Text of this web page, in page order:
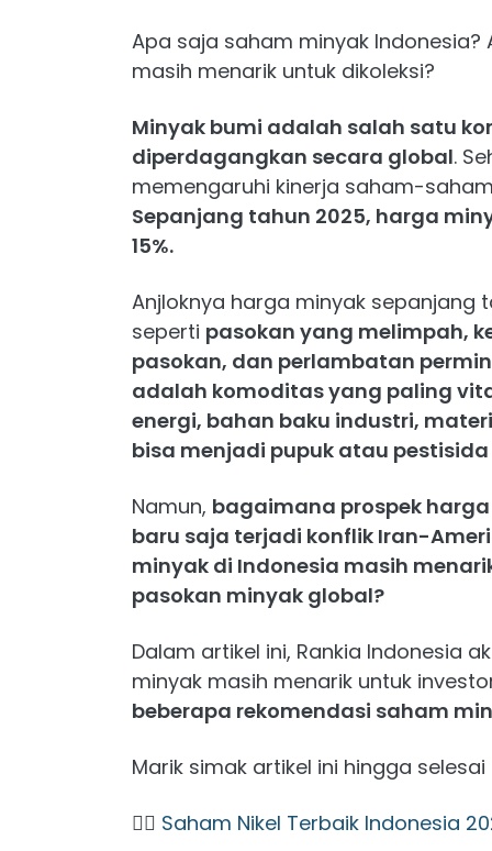
Apa saja saham minyak
masih menarik untuk dikoleksi?
Minyak bumi adalah salah satu
diperdagangkan secara global.
memengaruhi kinerja saham-
Sepanjang tahun 2025, harga
15%.
Anjloknya harga minyak sepanjang
seperti pasokan yang melimpah,
pasokan, dan perlambatan
adalah komoditas yang paling
energi, bahan baku industri,
bisa menjadi pupuk atau
Namun, bagaimana prospek
baru saja terjadi konflik Iran-
minyak di Indonesia masih
pasokan minyak global?
Dalam artikel ini, Rankia Indonesia
minyak masih menarik untuk
beberapa rekomendasi saham
Marik simak artikel ini hingga
👉🏻 Saham Nikel Terbaik Indonesia